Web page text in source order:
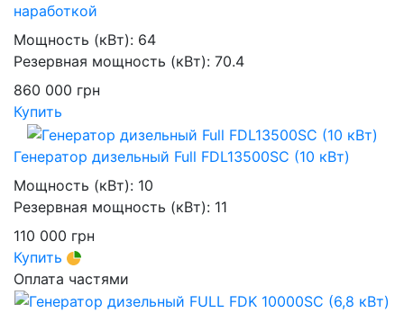
наработкой
Мощность (кВт): 64
Резервная мощность (кВт): 70.4
860 000 грн
Купить
Генератор дизельный Full FDL13500SC (10 кВт)
Мощность (кВт): 10
Резервная мощность (кВт): 11
110 000 грн
Купить
Оплата частями